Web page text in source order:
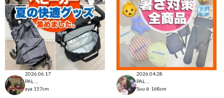
2026.06.17
aya 157cm
2026.04.28
Suu☺︎ 168cm